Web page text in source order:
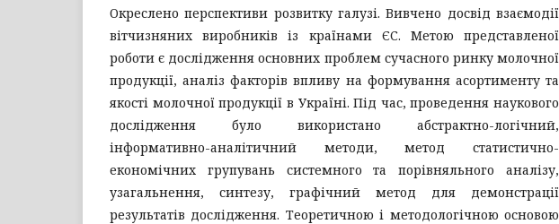
Окреслено перспективи розвитку галузі. Вивчено досвід взаємодії
вітчизняних виробників із країнами ЄС. Метою представленої
роботи є дослідження основних проблем сучасного ринку молочної
продукції, аналіз факторів впливу на формування асортименту та
якості молочної продукції в Україні. Під час, проведення наукового
дослідження було використано абстрактно-логічний,
інформативно-аналітичний методи, метод статистично-
економічних групувань системного та порівняльного аналізу,
узагальнення, синтезу, графічний метод для демонстрації
результатів дослідження. Теоретичною і методологічною основою